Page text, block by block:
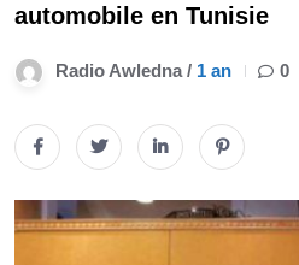
automobile en Tunisie
Radio Awledna / 1 an 0